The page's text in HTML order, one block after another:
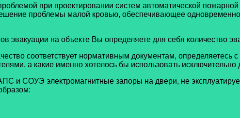
при проектировании систем автоматической
проблемы малой кровью, обеспечивающее одновременно
эвакуации на объекте Вы определяете для себя количество
соответствует нормативным документам,
а какие именно хотелось бы использовать
и СОУЭ электромагнитные запоры на двери, не